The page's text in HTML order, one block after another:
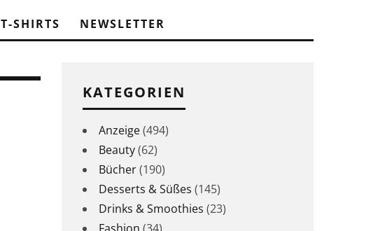
T-SHIRTS NEWSLETTER
KATEGORIEN
Anzeige(494)
Beauty(62)
Bücher(190)
Desserts & Süßes (145)
Drinks & Smoothies (23)